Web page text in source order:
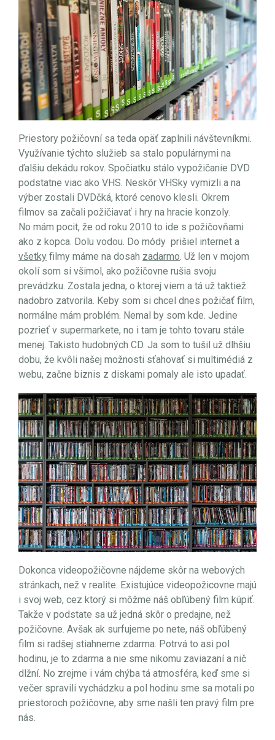
Priestory požičovní sa teda opäť zaplnili návštevníkmi.
Využívanie týchto služieb sa stalo populárnymi na
ďalšiu dekádu rokov. Spočiatku stálo vypožičanie DVD
podstatne viac ako VHS. Neskôr VHSky vymizli a na
výber zostali DVDčká, ktoré cenovo klesli. Okrem
filmov sa začali požičiavať i hry na hracie konzoly.
No mám pocit, že od roku 2010 to ide s požičovňami
ako z kopca. Dolu vodou. Do módy prišiel internet a
všetky filmy máme na dosah zadarmo. Už len v mojom
okolí som si všimol, ako požičovne rušia svoju
prevádzku. Zostala jedna, o ktorej viem a tá už taktiež
nadobro zatvorila. Keby som si chcel dnes požičať film,
normálne mám problém. Nemal by som kde. Jedine
pozrieť v supermarkete, no i tam je tohto tovaru stále
menej. Takisto hudobných CD. Ja som to tušil už dlhšiu
dobu, že kvôli našej možnosti sťahovať si multimédiá z
webu, začne biznis z diskami pomaly ale isto upadať.
Dokonca videopožičovne nájdeme skôr na webových
stránkach, než v realite. Existujúce videopožicovne majú
i svoj web, cez ktorý si môžme náš obľúbený film kúpiť.
Takže v podstate sa už jedná skôr o predajne, než
požičovne. Avšak ak surfujeme po nete, náš obľúbený
film si radšej stiahneme zdarma. Potrvá to asi pol
hodinu, je to zdarma a nie sme nikomu zaviazaní a nič
dlžní. No zrejme i vám chýba tá atmosféra, keď sme si
večer spravili vychádzku a pol hodinu sme sa motali po
priestoroch požičovne, aby sme našli ten pravý film pre
nás.